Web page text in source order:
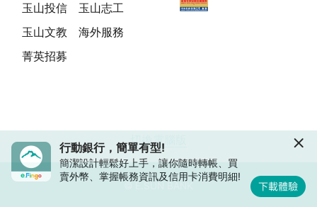
玉山投信
玉山志工
玉山文教
海外服務
菁英招募
切換電腦版
© E.SUN BANK
行動銀行，簡單有型!
簡潔設計輕鬆好上手，讓你隨時轉帳、買
賣外幣、掌握帳務資訊及信用卡消費明細!